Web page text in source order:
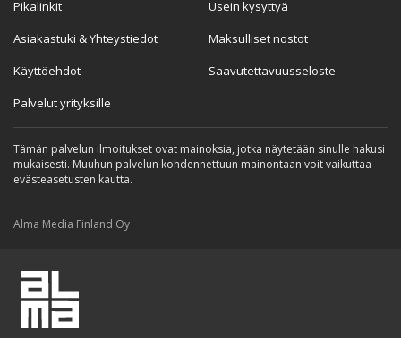
Pikalinkit
Asiakastuki & Yhteystiedot
Käyttöehdot
Palvelut yrityksille
Usein kysyttyä
Maksulliset nostot
Saavutettavuusseloste
Tämän palvelun ilmoitukset ovat mainoksia, jotka näytetään sinulle hakusi
mukaisesti. Muuhun palvelun kohdennettuun mainontaan voit vaikuttaa
evästeasetusten kautta.
Alma Media Finland Oy